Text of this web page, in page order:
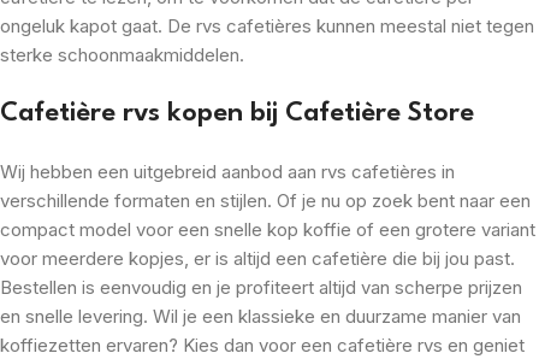
ongeluk kapot gaat. De rvs cafetières kunnen meestal niet tegen
sterke schoonmaakmiddelen.
Cafetière rvs kopen bij Cafetière Store
Wij hebben een uitgebreid aanbod aan rvs cafetières in
verschillende formaten en stijlen. Of je nu op zoek bent naar een
compact model voor een snelle kop koffie of een grotere variant
voor meerdere kopjes, er is altijd een cafetière die bij jou past.
Bestellen is eenvoudig en je profiteert altijd van scherpe prijzen
en snelle levering. Wil je een klassieke en duurzame manier van
koffiezetten ervaren? Kies dan voor een cafetière rvs en geniet